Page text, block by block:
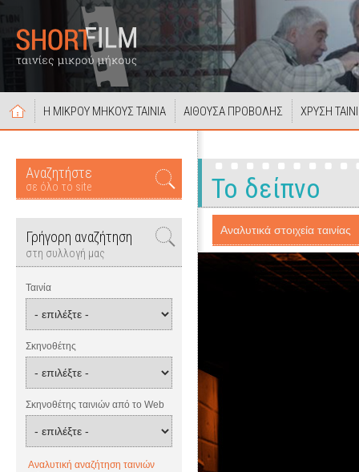
Η ΜΙΚΡΟΥ ΜΗΚΟΥΣ ΤΑΙΝΙΑ ΑΙΘΟΥΣΑ ΠΡΟΒΟΛΗΣ ΧΡΥΣΗ
Αναζητήστε
σε όλο το site
Γρήγορη αναζήτηση
στη συλλογή μας
Ταινία
Σκηνοθέτης
Σκηνοθέτης ταινιών από το Web
Αναλυτική αναζήτηση ταινιών
Το δείπνο
Αναλυτικά στοιχεία ταινίας